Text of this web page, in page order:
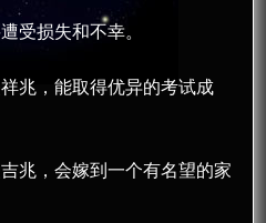
受损失和不幸。
兆，能取得优异的考试成
兆，会嫁到一个有名望的家